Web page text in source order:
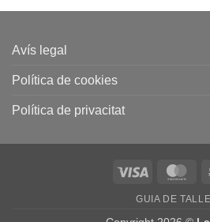
Avís legal
Política de cookies
Política de privacitat
Visa
GUIA DE